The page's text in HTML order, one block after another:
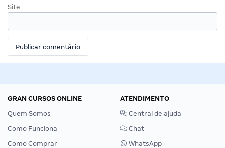
Site
GRAN CURSOS ONLINE
Quem Somos
Como Funciona
Como Comprar
ATENDIMENTO
Central de ajuda
Chat
WhatsApp